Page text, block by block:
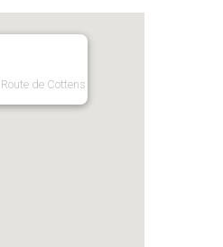
de Cottens